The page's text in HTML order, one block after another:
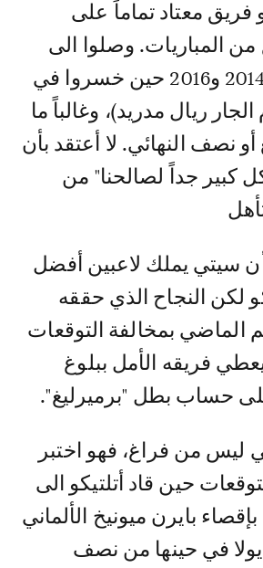
فريق معتاد تماماً على
المباريات. وصلوا الى
النهائي مرتين (2014 و2016 حين خسروا في
ريال مدريد)، وغالباً ما
أو نصف النهائي. لا أعتقد بأن
كبير جداً لصالحنا" من
سيتي يملك لاعبين أفضل
لكن النجاح الذي حققه
بمخالفة التوقعات
فريقه الأمل ببلوغ
حساب بطل "برميرليغ".
ليس من فراغ، فهو اختبر
حين قاد أتلتيكو الى
نهائي عام 2016 بإقصاء بايرن ميونيخ الألماني
في حينها من نصف